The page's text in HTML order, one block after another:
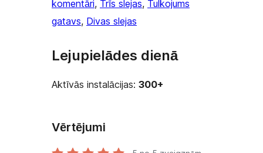
komentāri, Trīs slejas, Tulkojums
gatavs, Divas slejas
Lejupielādes dienā
Aktīvās instalācijas: 300+
Vērtējumi